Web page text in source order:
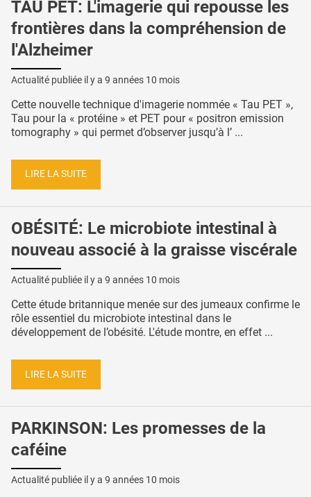
TAU PET: L'imagerie qui repousse les
frontières dans la compréhension de
l'Alzheimer
Actualité publiée il y a 9 années 10 mois
Cette nouvelle technique d'imagerie nommée « Tau PET »,
Tau pour la « protéine » et PET pour « positron emission
tomography » qui permet d’observer jusqu’à l’ ...
LIRE LA SUITE
OBÉSITÉ: Le microbiote intestinal à
nouveau associé à la graisse viscérale
Actualité publiée il y a 9 années 10 mois
Cette étude britannique menée sur des jumeaux confirme le
rôle essentiel du microbiote intestinal dans le
développement de l’obésité. L'étude montre, en effet ...
LIRE LA SUITE
PARKINSON: Les promesses de la
caféine
Actualité publiée il y a 9 années 10 mois